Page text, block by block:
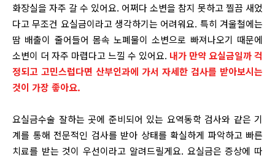
화장실을 자주 갈 수 있어요. 어쩌다 소변을 참지 못하고 찔끔 새었
다고 무조건 요실금이라고 생각하기는 어려워요. 특히 겨울철에는
땀 배출이 줄어들어 몸속 노폐물이 소변으로 빠져나오기 때문에
소변이 더 자주 마렵다고 느낄 수 있어요. 내가 만약 요실금일까 걱
정되고 고민스럽다면 산부인과에 가서 자세한 검사를 받아보시는
것이 가장 좋아요.
요실금수술 잘하는 곳에 준비되어 있는 요역동학 검사와 같은 기
계를 통해 전문적인 검사를 받아 상태를 확실하게 파악하고 빠른
치료를 받는 것이 우선이라고 알려드릴게요. 요실금은 증상에 따